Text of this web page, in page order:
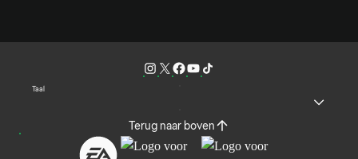
Taal
Terug naar boven